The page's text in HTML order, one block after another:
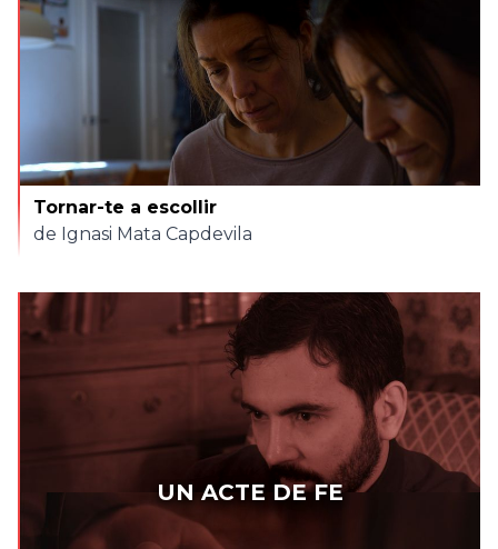
Tornar-te a escollir
de Ignasi Mata Capdevila
UN ACTE DE FE